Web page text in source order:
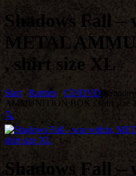
Shadows Fall
METAL
, shirt size XL
Start / Rarities / CD/DVD /
AMMUNITION BOX , shirt size
🔍
Shadows Fall